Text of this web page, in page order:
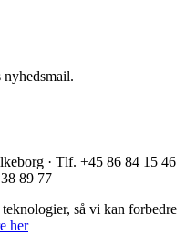
nyhedsmail.
· Tlf. +45 86 84 15 46
89 77
så vi kan forbedre
her